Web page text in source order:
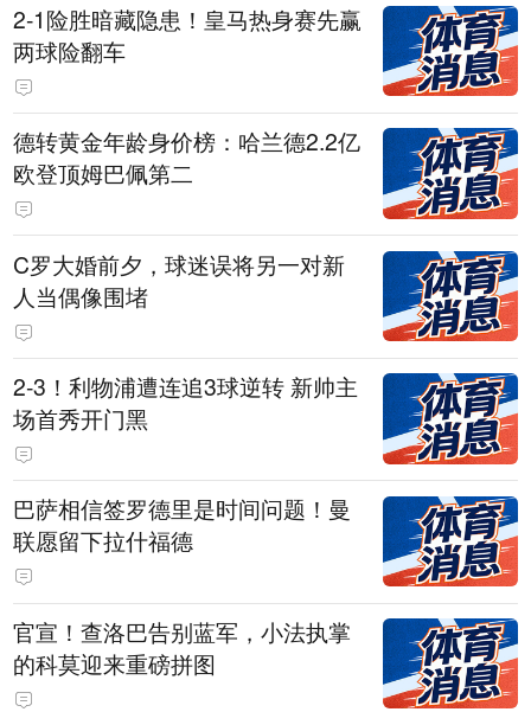
2-1险胜暗藏隐患！皇马热身赛先赢
两球险翻车
德转黄金年龄身价榜：哈兰德2.2亿
欧登顶姆巴佩第二
C罗大婚前夕，球迷误将另一对新
人当偶像围堵
2-3！利物浦遭连追3球逆转 新帅主
场首秀开门黑
巴萨相信签罗德里是时间问题！曼
联愿留下拉什福德
官宣！查洛巴告别蓝军，小法执掌
的科莫迎来重磅拼图